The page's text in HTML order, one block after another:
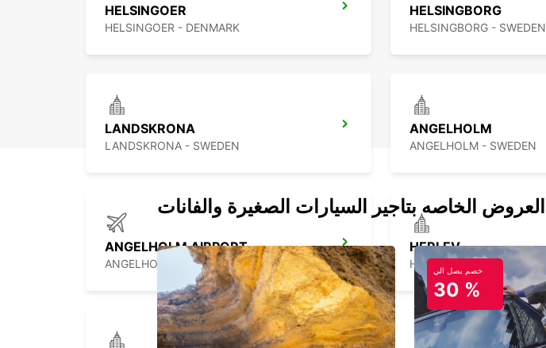
HELSINGOER
HELSINGOER - DENMARK
HELSINGBORG
HELSINGBORG - SWEDEN
LANDSKRONA
LANDSKRONA - SWEDEN
ANGELHOLM
ANGELHOLM - SWEDEN
ANGELHOLM AIRPORT
ANGELHOLM - SWEDEN
HERLEV
HERLEV - DENMARK
العروض الخاصه بتاجير السيارات الصغيرة والفانات
خصم يصل الي
30 %